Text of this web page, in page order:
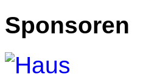
Sponsoren